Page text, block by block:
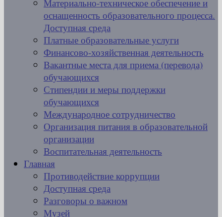
Материально-техническое обеспечение и
оснащенность образовательного процесса.
Доступная среда
Платные образовательные услуги
Финансово-хозяйственная деятельность
Вакантные места для приема (перевода)
обучающихся
Стипендии и меры поддержки
обучающихся
Международное сотрудничество
Организация питания в образовательной
организации
Воспитательная деятельность
Главная
Противодействие коррупции
Доступная среда
Разговоры о важном
Музей